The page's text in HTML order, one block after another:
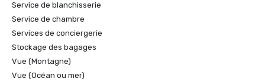
Service de blanchisserie
Service de chambre
Services de conciergerie
Stockage des bagages
Vue (Montagne)
Vue (Océan ou mer)